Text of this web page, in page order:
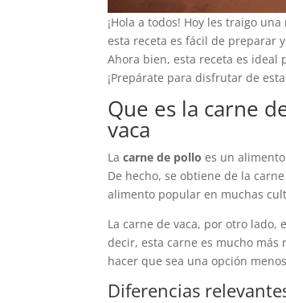
¡Hola a todos! Hoy les traigo
esta receta es fácil de preparar
Ahora bien, esta receta es
¡Prepárate para disfrutar de
Que es la carne
vaca
La carne de pollo es un
De hecho, se obtiene de la
alimento popular en muchas
La carne de vaca, por otro lado,
decir, esta carne es mucho
hacer que sea una opción
Diferencias